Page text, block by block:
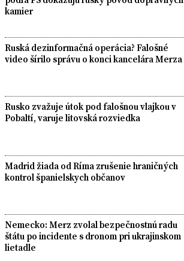
kamier
Ruská dezinformačná operácia? Falošné
video šírilo správu o konci kancelára Merza
Rusko zvažuje útok pod falošnou vlajkou v
Pobaltí, varuje litovská rozviedka
Madrid žiada od Ríma zrušenie hraničných
kontrol španielskych občanov
Nemecko: Merz zvolal bezpečnostnú radu
štátu po incidente s dronom pri ukrajinskom
lietadle